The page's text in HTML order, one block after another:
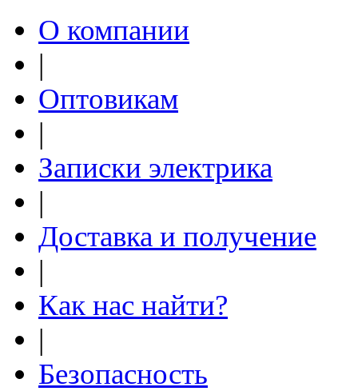
О компании
|
Оптовикам
|
Записки электрика
|
Доставка и получение
|
Как нас найти?
|
Безопасность